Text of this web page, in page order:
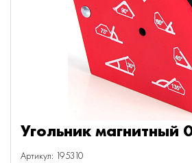
Угольник магнитный
Артикул: 195310